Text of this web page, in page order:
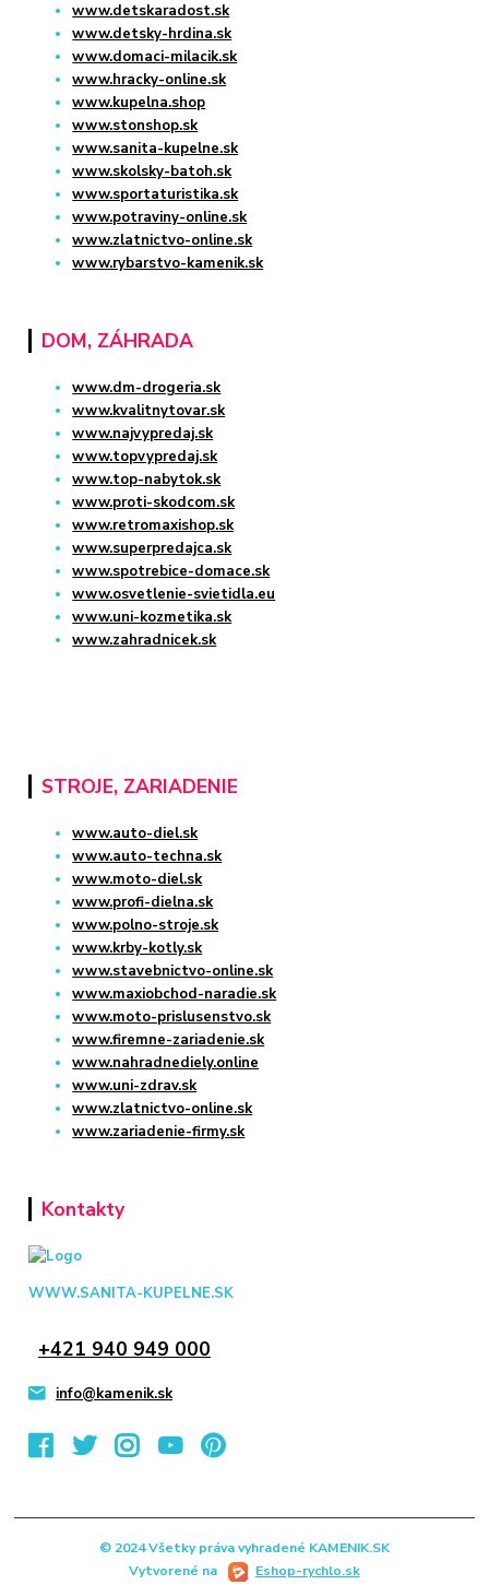
www.detskaradost.sk
www.detsky-hrdina.sk
www.domaci-milacik.sk
www.hracky-online.sk
www.kupelna.shop
www.stonshop.sk
www.sanita-kupelne.sk
www.skolsky-batoh.sk
www.sportaturistika.sk
www.potraviny-online.sk
www.zlatnictvo-online.sk
www.rybarstvo-kamenik.sk
DOM, ZÁHRADA
www.dm-drogeria.sk
www.kvalitnytovar.sk
www.najvypredaj.sk
www.topvypredaj.sk
www.top-nabytok.sk
www.proti-skodcom.sk
www.retromaxishop.sk
www.superpredajca.sk
www.spotrebice-domace.sk
www.osvetlenie-svietidla.eu
www.uni-kozmetika.sk
www.zahradnicek.sk
STROJE, ZARIADENIE
www.auto-diel.sk
www.auto-techna.sk
www.moto-diel.sk
www.profi-dielna.sk
www.polno-stroje.sk
www.krby-kotly.sk
www.stavebnictvo-online.sk
www.maxiobchod-naradie.sk
www.moto-prislusenstvo.sk
www.firemne-zariadenie.sk
www.nahradnediely.online
www.uni-zdrav.sk
www.zlatnictvo-online.sk
www.zariadenie-firmy.sk
Kontakty
WWW.SANITA-KUPELNE.SK
+421 940 949 000
info@kamenik.sk
© 2024 Všetky práva vyhradené KAMENIK.SK
Vytvorené na
Eshop-rychlo.sk